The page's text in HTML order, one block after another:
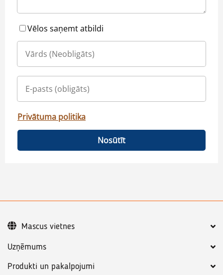
Vēlos saņemt atbildi
Privātuma politika
Nosūtīt
Uzņēmums
Produkti un pakalpojumi
Mascus vietnes